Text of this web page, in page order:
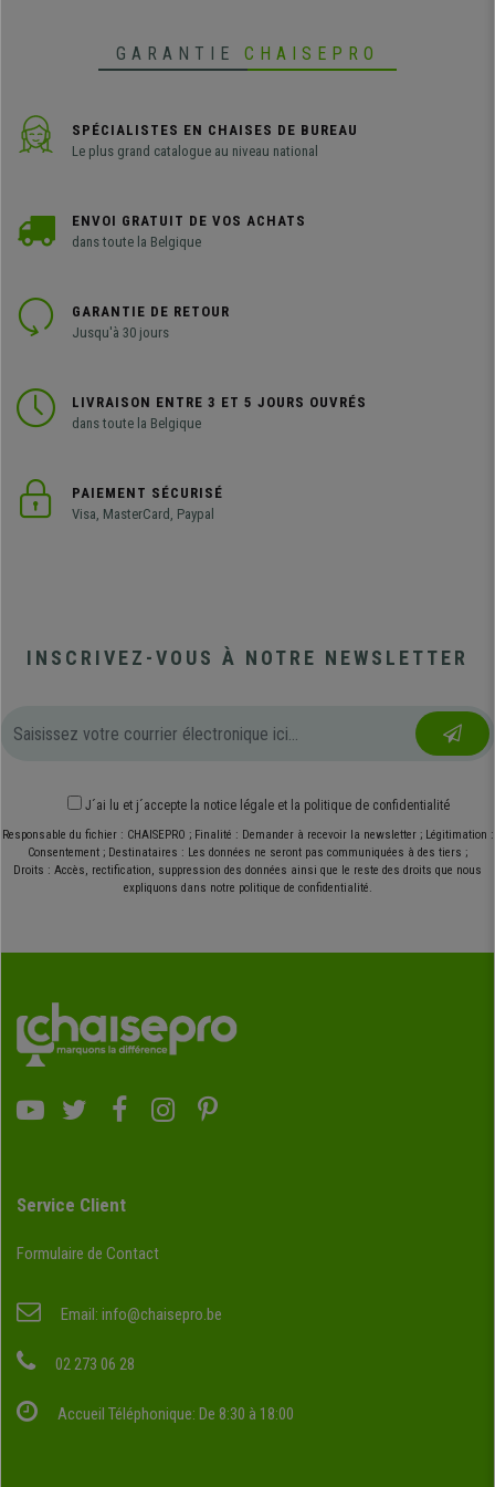
GARANTIE CHAISEPRO
SPÉCIALISTES EN CHAISES DE BUREAU
Le plus grand catalogue au niveau national
ENVOI GRATUIT DE VOS ACHATS
dans toute la Belgique
GARANTIE DE RETOUR
Jusqu'à 30 jours
LIVRAISON ENTRE 3 ET 5 JOURS OUVRÉS
dans toute la Belgique
PAIEMENT SÉCURISÉ
Visa, MasterCard, Paypal
INSCRIVEZ-VOUS À NOTRE NEWSLETTER
J´ai lu et j´accepte la notice légale et la politique de confidentialité
Responsable du fichier : CHAISEPRO ; Finalité : Demander à recevoir la newsletter ; Légitimation :
Consentement ; Destinataires : Les données ne seront pas communiquées à des tiers ;
Droits : Accès, rectification, suppression des données ainsi que le reste des droits que nous
expliquons dans notre politique de confidentialité.
Service Client
Formulaire de Contact
Email: info@chaisepro.be
02 273 06 28
Accueil Téléphonique: De 8:30 à 18:00